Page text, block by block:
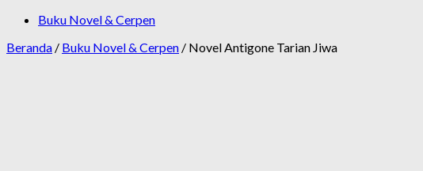
Buku Novel & Cerpen
Beranda / Buku Novel & Cerpen / Novel Antigone Tarian Jiwa